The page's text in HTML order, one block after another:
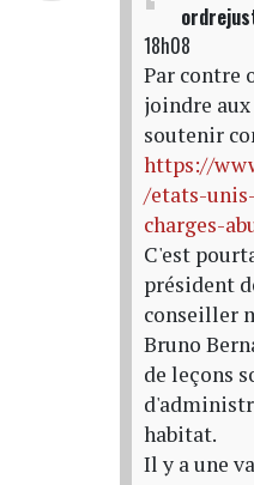
18h08
Par contre
joindre
soutenir
https://
/etats-
charges-
C'est
président
conseiller
Bruno
de leçons
habitat.
Il y a une